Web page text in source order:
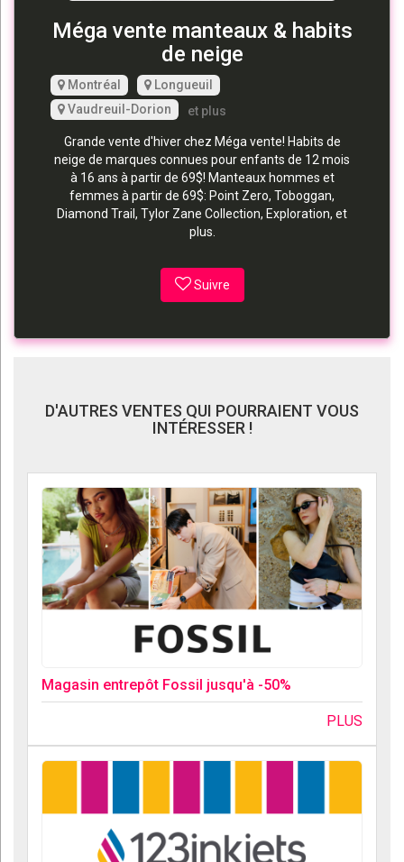
Méga vente manteaux & habits
de neige
Montréal
Longueuil
Vaudreuil-Dorion
et plus
Grande vente d'hiver chez Méga vente! Habits de
neige de marques connues pour enfants de 12 mois
à 16 ans à partir de 69$! Manteaux hommes et
femmes à partir de 69$: Point Zero, Toboggan,
Diamond Trail, Tylor Zane Collection, Exploration, et
plus.
Suivre
D'AUTRES VENTES QUI POURRAIENT VOUS
INTÉRESSER !
Magasin entrepôt Fossil jusqu'à -50%
PLUS